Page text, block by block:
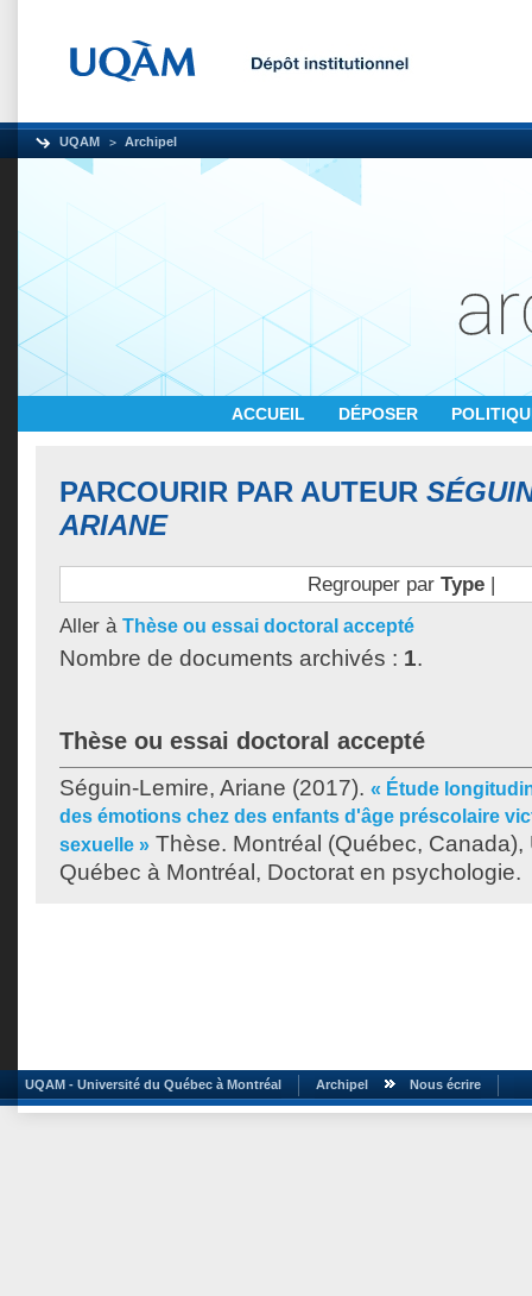
UQAM Archipel
ACCUEIL DÉPOSER
PARCOURIR PAR AUTEUR
ARIANE
Regrouper par Type|
Aller à Thèse ou essai doctoral accepté
Nombre de documents archivés : 1.
Thèse ou essai doctoral accepté
Séguin-Lemire, Ariane (2017). « Étude
des émotions chez des enfants d'âge préscolaire
sexuelle » Thèse. Montréal (Québec, Canada),
Québec à Montréal, Doctorat en psychologie.
UQAM - Université du Québec à Montréal Archipel Nous écrire